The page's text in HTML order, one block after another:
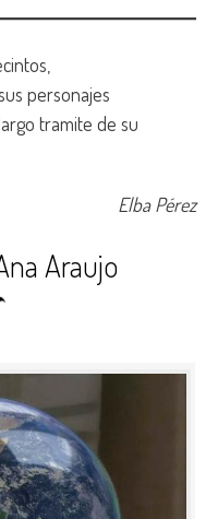
personajes
tramite de su
Elba Pérez
Araujo